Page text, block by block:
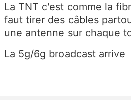
La TNT c'est comme la
faut tirer des câbles
une antenne sur chaque
La 5g/6g broadcast arrive